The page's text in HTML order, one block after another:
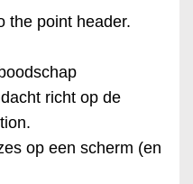
the point header.
richt op de
op een scherm (en